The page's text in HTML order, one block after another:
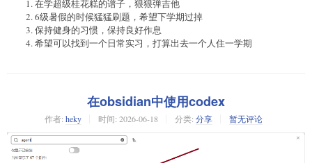
在学超级桂花糕的谱子，狠狠弹吉他
6级暑假的时候猛猛刷题，希望下学期过掉
保持健身的习惯，保持良好作息
希望可以找到一个日常实习，打算出去一个人住一学期
在obsidian中使用codex
作者: heky 时间: 2026-06-18 分类: 分享 暂无评论